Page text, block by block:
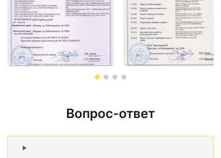
Вопрос-ответ